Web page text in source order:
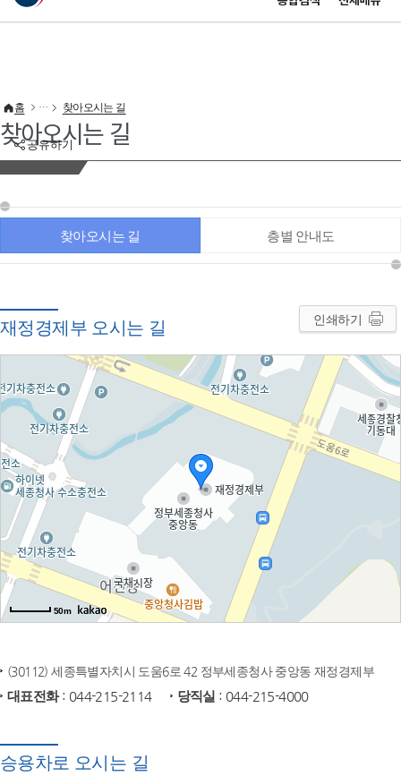
이 누리집은 대한민국 공식 전자정부 누리집입니다.
공유하기
홈 찾아오시는 길
찾아오시는 길
찾아오시는 길 층별 안내도
재정경제부 오시는 길 인쇄하기
50m
(30112) 세종특별자치시 도움6로 42 정부세종청사 중앙동 재정경제부
대표전화: 044-215-2114 당직실 : 044-215-4000
승용차로 오시는 길